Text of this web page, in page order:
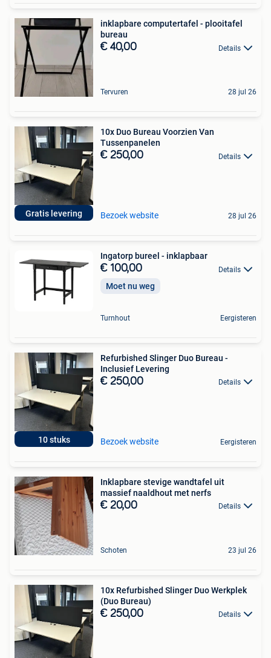
inklapbare computertafel - plooitafel
bureau
€ 40,00 Details
Tervuren 28 jul 26
Gratis levering
10x Duo Bureau Voorzien Van
Tussenpanelen
€ 250,00 Details
Bezoek website 28 jul 26
Ingatorp bureel - inklapbaar
€ 100,00 Details
Moet nu weg
Turnhout Eergisteren
10 stuks
Refurbished Slinger Duo Bureau -
Inclusief Levering
€ 250,00 Details
Bezoek website Eergisteren
Inklapbare stevige wandtafel uit
massief naaldhout met nerfs
€ 20,00 Details
Schoten 23 jul 26
10x Refurbished Slinger Duo Werkplek
(Duo Bureau)
€ 250,00 Details